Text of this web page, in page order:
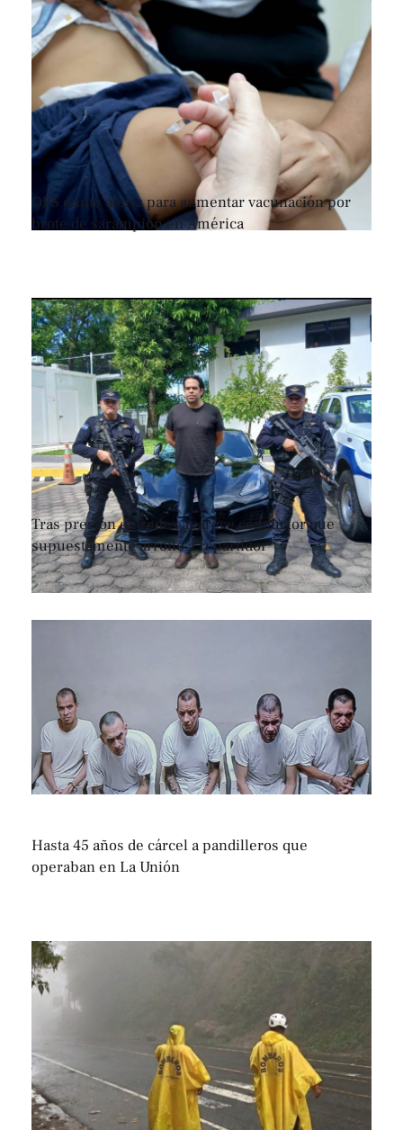
OPS emite alerta para aumentar vacunación por
brote de sarampión en América
Tras presión en redes aparece conductor que
supuestamente arrolló a repartidor
Hasta 45 años de cárcel a pandilleros que
operaban en La Unión